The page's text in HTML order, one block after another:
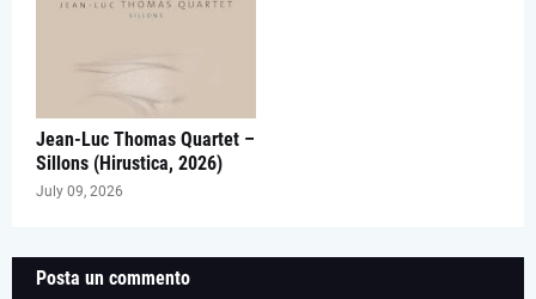
Jean-Luc Thomas Quartet –
Sillons (Hirustica, 2026)
July 09, 2026
Posta un commento